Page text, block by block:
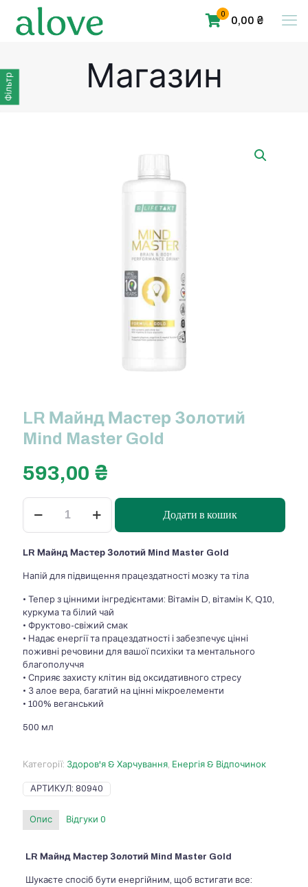
0
0,00 ₴
Магазин
LR Майнд Мастер Золотий
Mind Master Gold
593,00 ₴
LR
Майнд
Мастер
Mind
Gold
кількість
Додати в кошик
LR Майнд Мастер Золотий Mind Master Gold
Напій для підвищення працездатності мозку та тіла
• Тепер з цінними інгредієнтами: Вітамін D, вітамін К, Q10,
куркума та білий чай
• Фруктово-свіжий смак
• Надає енергії та працездатності і забезпечує цінні
поживні речовини для вашої психіки та ментального
благополуччя
• Сприяє захисту клітин від оксидативного стресу
• З алое вера, багатий на цінні мікроелементи
• 100% веганський
500 мл
Категорії: Здоров'я & Харчування, Енергія & Відпочинок
АРТИКУЛ: 80940
Опис Відгуки 0
LR Майнд Мастер Золотий Mind Master Gold
Шукаєте спосіб бути енергійним, щоб встигати все:
Фільтр